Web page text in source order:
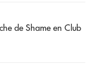
de Shame en Club